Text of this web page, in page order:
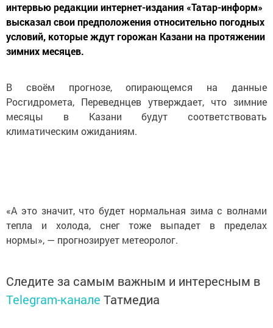
интервью редакции интернет-издания «Татар-информ»
высказал свои предположения относительно погодных
условий, которые ждут горожан Казани на протяжении
зимних месяцев.
В своём прогнозе, опирающемся на данные
Росгидромета, Переведнцев утверждает, что зимние
месяцы в Казани будут соответствовать
климатическим ожиданиям.
«А это значит, что будет нормальная зима с волнами
тепла и холода, снег тоже выпадет в пределах
нормы», — прогнозирует метеоролог.
Следите за самым важным и интересным в
Telegram-канале Татмедиа